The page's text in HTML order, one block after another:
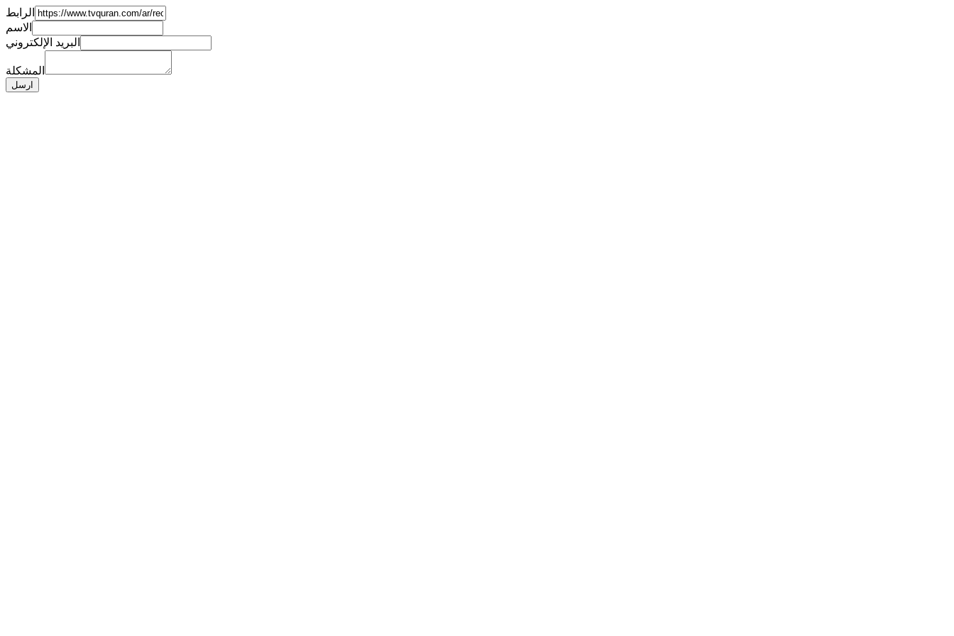
الرابط
الاسم
البريد الإلكتروني
المشكلة
ارسل